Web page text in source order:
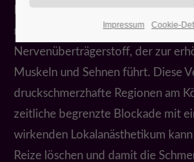
Ein Dauerreiz führt zu einem
mit vermehrter Freisetzung von
Nervenüberträgerstoff, der zur
Muskeln und Sehnen führt. Diese
druckschmerzhafte Regionen am
zeitliche begrenzte Blockade mit
wirkenden Lokalanästhetikum
Reize löschen und damit die
Impressum Cookie-